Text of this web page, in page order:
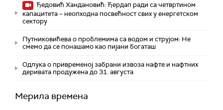
Ђедовић Хандановић: Ђердап ради са четвртином
капацитета – неопходна посвећност свих у енергетском
сектору
Путниковићева о проблемима са водом и струјом: Не
смемо да се понашамо као пијани богаташ
Одлука о привременој забрани извоза нафте и нафтних
деривата продужена до 31. августа
Мерила времена